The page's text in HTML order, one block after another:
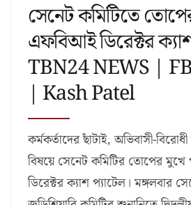
সেনেট কমিটিতে
এফবিআই ডিরেক্টর
TBN24 NEWS |
| Kash Patel
কর্মকর্তাদের ছাঁটাই, অভিবাসী-
বিষয়ে সেনেট কমিটির তোপের
ডিরেক্টর ক্যাশ প্যাটেল। মঙ্গলবার